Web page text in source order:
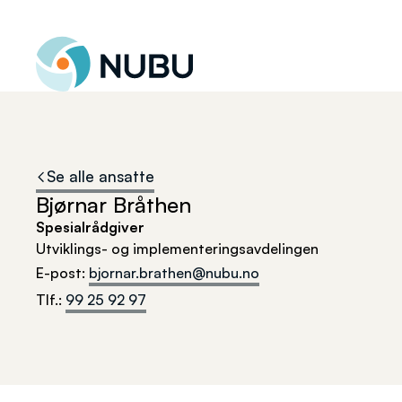
Til forsiden
Se alle ansatte
Bjørnar Bråthen
Spesialrådgiver
Utviklings- og implementeringsavdelingen
E-post: bjornar.brathen@nubu.no
Tlf.: 99 25 92 97